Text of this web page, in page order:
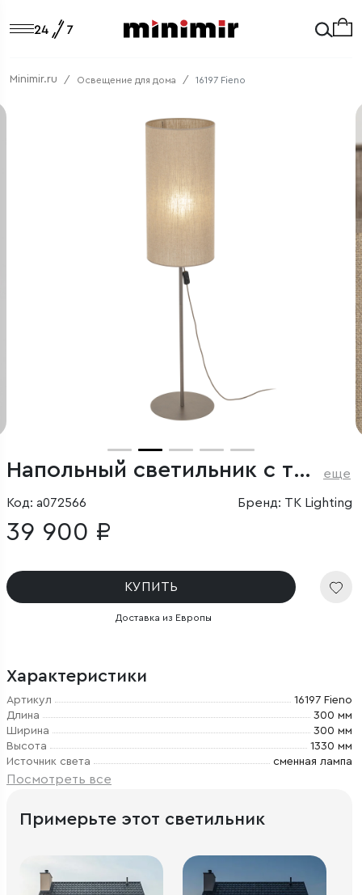
Minimir.ru Освещение для дома 16197 Fieno
Напольный светильник с тканевым плафоном еще
Код: a072566 Бренд: TK Lighting
39 900 ₽
КУПИТЬ
Доставка из Европы
Характеристики
Артикул
16197 Fieno
Длина
300 мм
Ширина
300 мм
Высота
1330 мм
Источник света
сменная лампа
Посмотреть все
Примерьте этот светильник